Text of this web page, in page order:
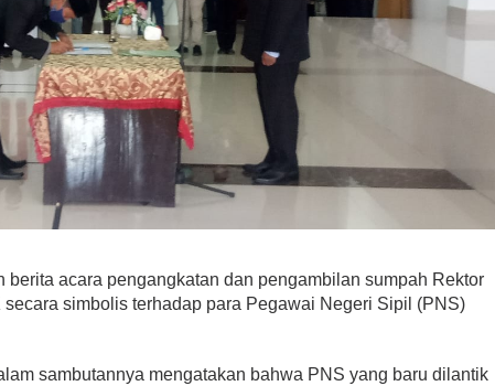
acara pengangkatan dan pengambilan sumpah Rektor
secara simbolis terhadap para Pegawai Negeri Sipil (PNS)
sambutannya mengatakan bahwa PNS yang baru dilantik